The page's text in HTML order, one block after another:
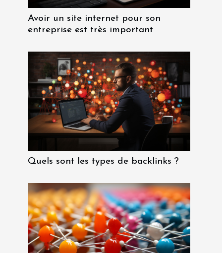
Avoir un site internet pour son
entreprise est très important
Quels sont les types de backlinks ?